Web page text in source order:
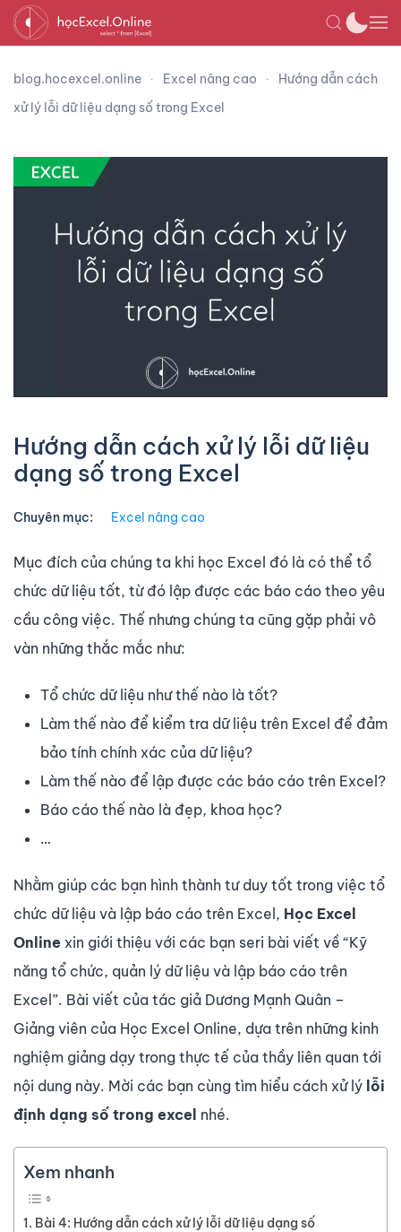
blog.hocexcel.online Excel nâng cao
Hướng dẫn cách
xử lý lỗi dữ liệu dạng số trong Excel
Hướng dẫn cách xử lý lỗi dữ liệu
dạng số trong Excel
Chuyên mục: Excel nâng cao
Mục đích của chúng ta khi học Excel đó là có thể tổ
chức dữ liệu tốt, từ đó lập được các báo cáo theo yêu
cầu công việc. Thế nhưng chúng ta cũng gặp phải vô
vàn những thắc mắc như:
Tổ chức dữ liệu như thế nào là tốt?
Làm thế nào để kiểm tra dữ liệu trên Excel để đảm
bảo tính chính xác của dữ liệu?
Làm thế nào để lập được các báo cáo trên Excel?
Báo cáo thế nào là đẹp, khoa học?
…
Nhằm giúp các bạn hình thành tư duy tốt trong việc tổ
chức dữ liệu và lập báo cáo trên Excel, Học Excel
Online xin giới thiệu với các bạn seri bài viết về “Kỹ
năng tổ chức, quản lý dữ liệu và lập báo cáo trên
Excel”. Bài viết của tác giả Dương Mạnh Quân –
Giảng viên của Học Excel Online, dựa trên những kinh
nghiệm giảng dạy trong thực tế của thầy liên quan tới
nội dung này. Mời các bạn cùng tìm hiểu cách xử lý lỗi
định dạng số trong excel nhé.
Xem nhanh
Bài 4: Hướng dẫn cách xử lý lỗi dữ liệu dạng số